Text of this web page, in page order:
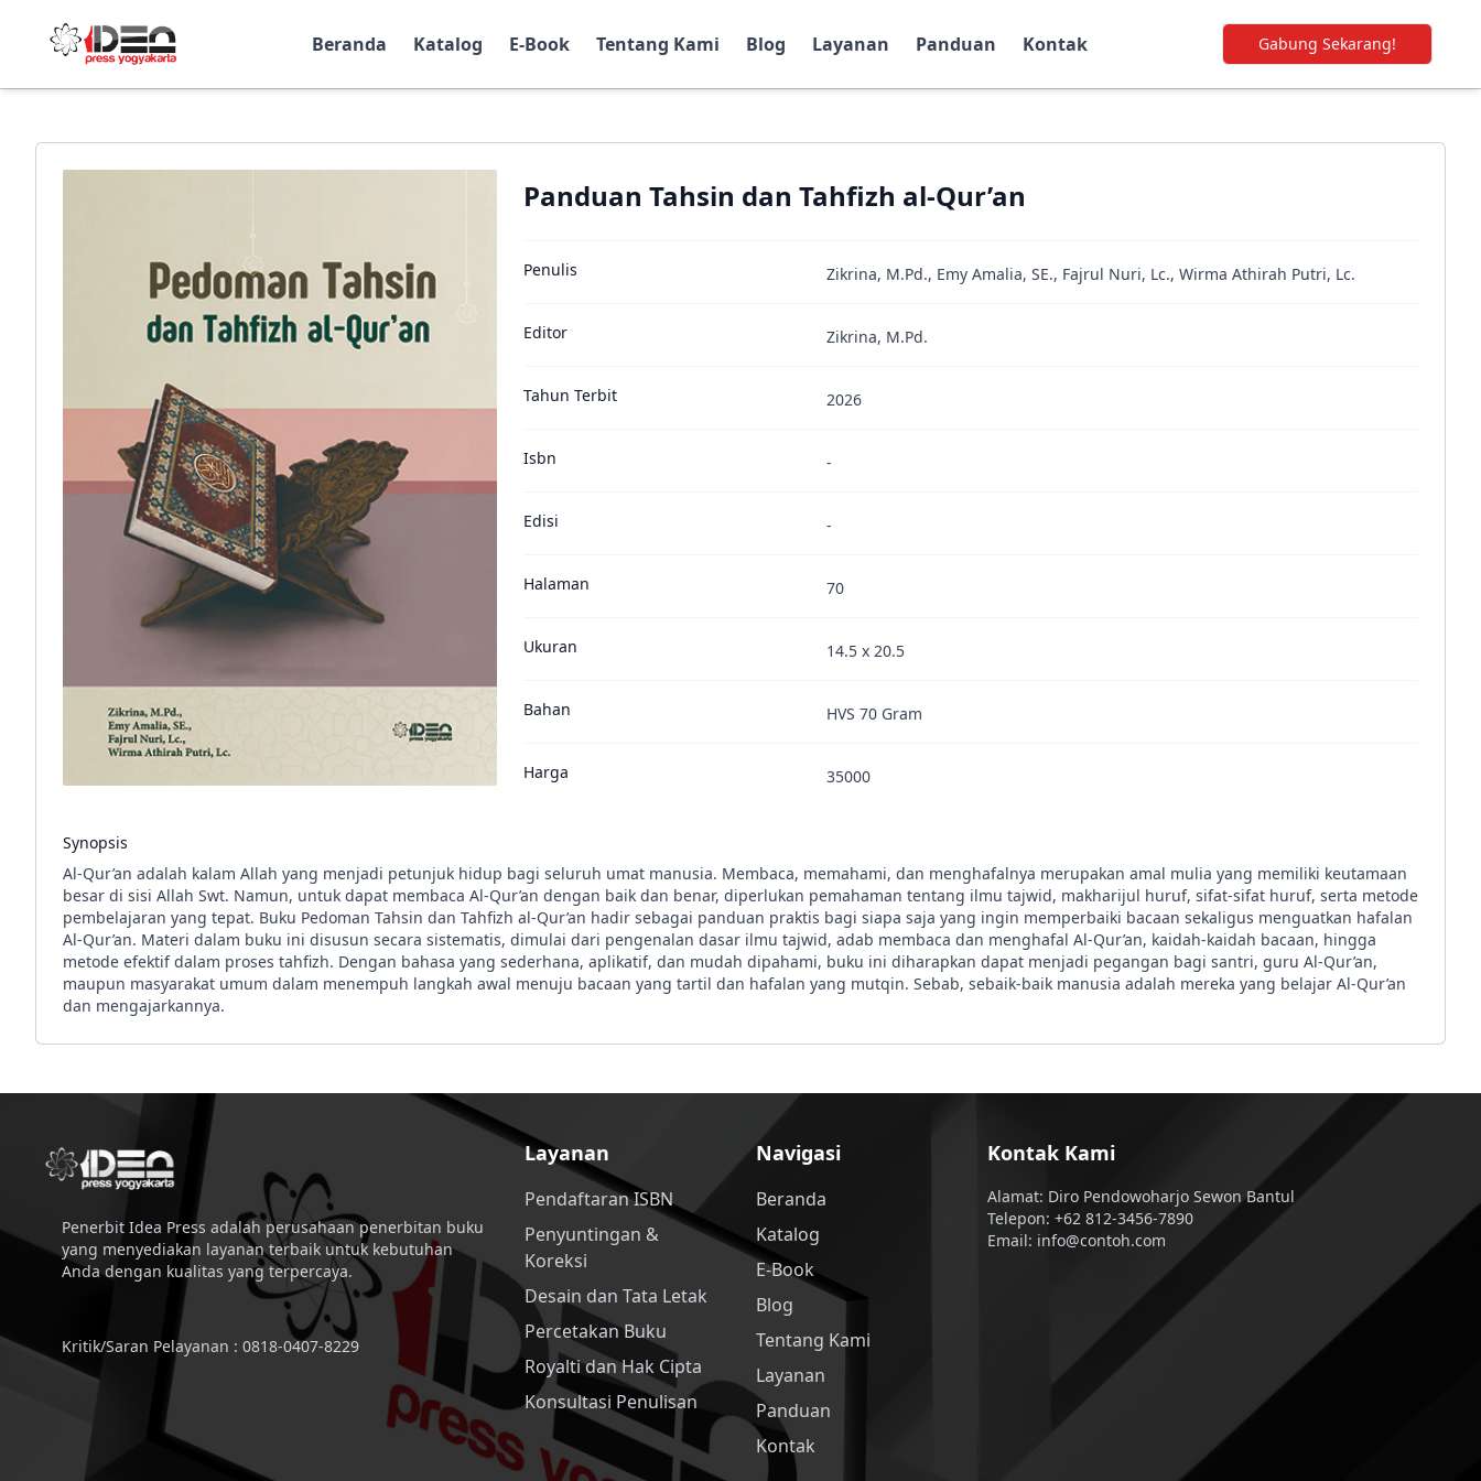
Beranda Katalog E-Book Tentang Kami Blog Layanan Panduan Kontak Gabung Sekarang!
Panduan Tahsin dan Tahfizh al-Qur’an
Penulis Zikrina, M.Pd., Emy Amalia, SE., Fajrul Nuri, Lc., Wirma Athirah Putri, Lc.
Editor Zikrina, M.Pd.
Tahun Terbit 2026
Isbn -
Edisi -
Halaman 70
Ukuran 14.5 x 20.5
Bahan HVS 70 Gram
Harga 35000
Synopsis
Al-Qur’an adalah kalam Allah yang menjadi petunjuk hidup bagi seluruh umat manusia. Membaca, memahami, dan menghafalnya merupakan amal mulia yang memiliki keutamaan
besar di sisi Allah Swt. Namun, untuk dapat membaca Al-Qur’an dengan baik dan benar, diperlukan pemahaman tentang ilmu tajwid, makharijul huruf, sifat-sifat huruf, serta metode
pembelajaran yang tepat. Buku Pedoman Tahsin dan Tahfizh al-Qur’an hadir sebagai panduan praktis bagi siapa saja yang ingin memperbaiki bacaan sekaligus menguatkan hafalan
Al-Qur’an. Materi dalam buku ini disusun secara sistematis, dimulai dari pengenalan dasar ilmu tajwid, adab membaca dan menghafal Al-Qur’an, kaidah-kaidah bacaan, hingga
metode efektif dalam proses tahfizh. Dengan bahasa yang sederhana, aplikatif, dan mudah dipahami, buku ini diharapkan dapat menjadi pegangan bagi santri, guru Al-Qur’an,
maupun masyarakat umum dalam menempuh langkah awal menuju bacaan yang tartil dan hafalan yang mutqin. Sebab, sebaik-baik manusia adalah mereka yang belajar Al-Qur’an
dan mengajarkannya.
Penerbit Idea Press adalah perusahaan penerbitan buku
yang menyediakan layanan terbaik untuk kebutuhan
Anda dengan kualitas yang terpercaya.
Kritik/Saran Pelayanan : 0818-0407-8229
Layanan
Pendaftaran ISBN
Penyuntingan &
Koreksi
Desain dan Tata Letak
Percetakan Buku
Royalti dan Hak Cipta
Konsultasi Penulisan
Navigasi
Beranda
Katalog
E-Book
Blog
Tentang Kami
Layanan
Panduan
Kontak
Kontak Kami
Alamat: Diro Pendowoharjo Sewon Bantul
Telepon: +62 812-3456-7890
Email: info@contoh.com